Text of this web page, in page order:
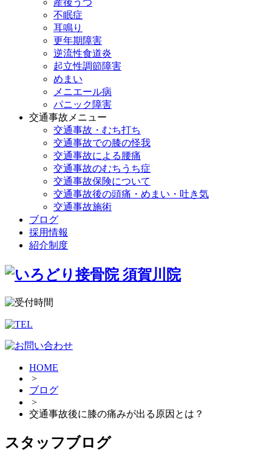
産後うつ
不眠症
耳鳴り
更年期障害
逆流性食道炎
起立性調節障害
めまい
メニエール病
パニック障害
交通事故メニュー
交通事故・むち打ち
交通事故での膝の怪我
交通事故による腰痛
交通事故のむちうち症
交通事故保険について
交通事故後の頭痛・めまい・吐き気
交通事故施術
ブログ
採用情報
紹介制度
HOME
>
ブログ
>
交通事故後に膝の痛みが出る原因とは？
スタッフブログ